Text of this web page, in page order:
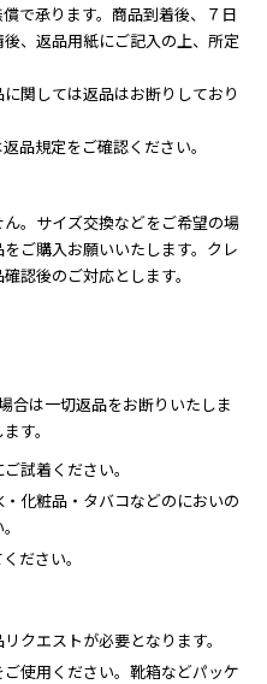
で承ります。商品到着後、７日
、返品用紙にご記入の上、所定
関しては返品はお断りしており
品規定をご確認ください。
。サイズ交換などをご希望の場
ご購入お願いいたします。クレ
認後のご対応とします。
合は一切返品をお断りいたしま
す。
試着ください。​
化粧品・タバコなどのにおいの
ださい。
クエストが必要となります。
使用ください。靴箱などパッケ